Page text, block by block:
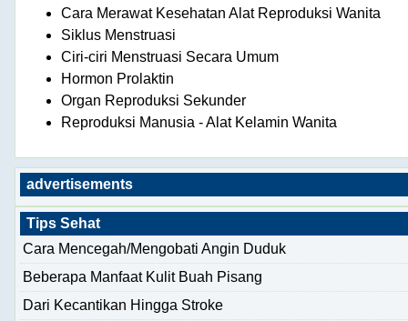
Cara Merawat Kesehatan Alat Reproduksi Wanita
Siklus Menstruasi
Ciri-ciri Menstruasi Secara Umum
Hormon Prolaktin
Organ Reproduksi Sekunder
Reproduksi Manusia - Alat Kelamin Wanita
advertisements
Tips Sehat
Cara Mencegah/Mengobati Angin Duduk
Beberapa Manfaat Kulit Buah Pisang
Dari Kecantikan Hingga Stroke